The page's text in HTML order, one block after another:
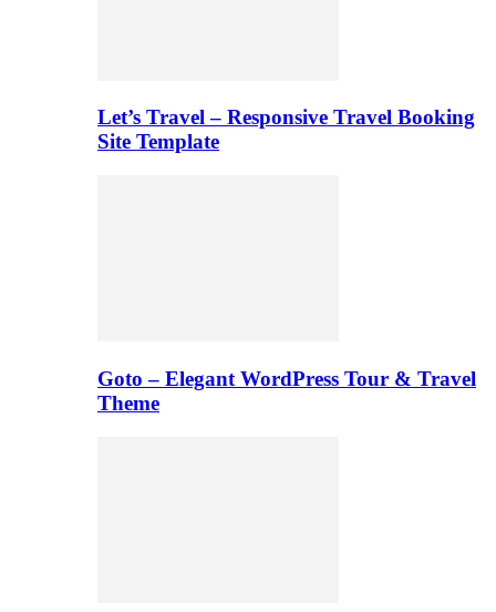
Let’s Travel – Responsive Travel Booking
Site Template
Goto – Elegant WordPress Tour & Travel
Theme